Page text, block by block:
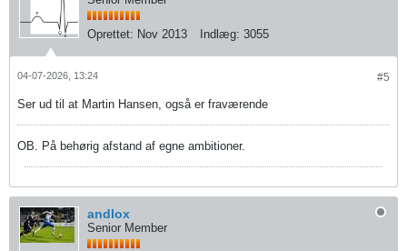
Oprettet: Nov 2013 Indlæg: 3055
#5
04-07-2026, 13:24
Ser ud til at Martin Hansen, også er fraværende
OB. På behørig afstand af egne ambitioner.
andlox
Senior Member